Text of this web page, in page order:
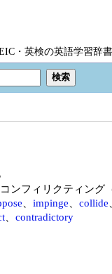
・英検の英語学習辞書
コンフィリクティング
impinge collide
contradictory